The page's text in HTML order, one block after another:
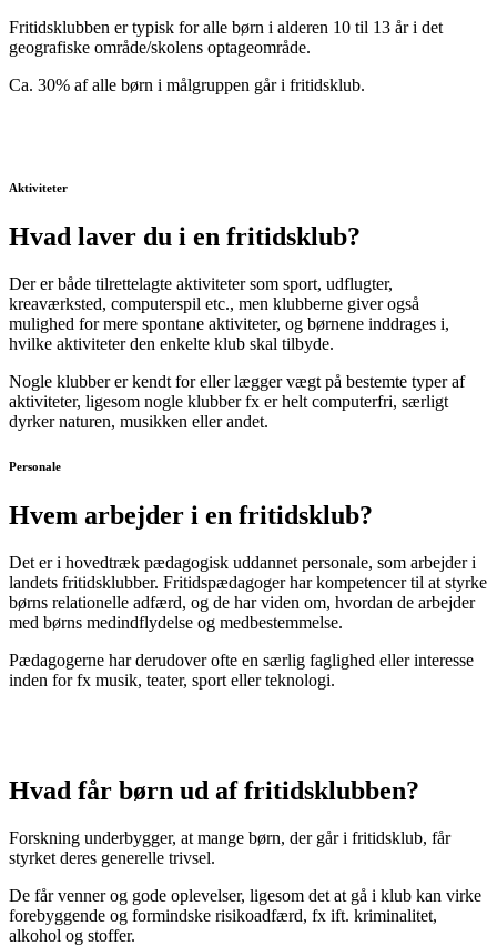
Fritidsklubben ertypisk for alle børn i alderen 10 til 13 åri det
geografiske område/skolens optageområde.
Ca. 30% af alle børn i målgruppen går i fritidsklub.
Aktiviteter
Hvad laver du i en fritidsklub?
Der er både tilrettelagte aktivitetersom sport, udflugter,
kreaværksted, computerspil etc., men klubberne giver også
mulighed for mere spontane aktiviteter, og børnene inddrages i,
hvilke aktiviteter den enkelte klub skal tilbyde.
Nogle klubber erkendt for eller lægger vægt på bestemte typer af
aktiviteter, ligesom nogle klubber fx er helt computerfri, særligt
dyrker naturen, musikken eller andet.
Personale
Hvem arbejder i en fritidsklub?
Det er i hovedtræk pædagogisk uddannet personale, som arbejder i
landets fritidsklubber. Fritidspædagoger har kompetencer til at styrke
børns relationelle adfærd, og de har viden om, hvordan de arbejder
med børns medindflydelse og medbestemmelse.
Pædagogerne har derudover ofte en særlig faglighed eller interesse
inden for fx musik, teater, sport eller teknologi.
Hvad får børn ud af fritidsklubben?
Forskning underbygger, at mange børn, der går i fritidsklub, får
styrket deres generelle trivsel.
De fårvenner og gode oplevelser, ligesom det at gå i klub kan virke
forebyggende og formindske risikoadfærd, fx ift. kriminalitet,
alkohol og stoffer.